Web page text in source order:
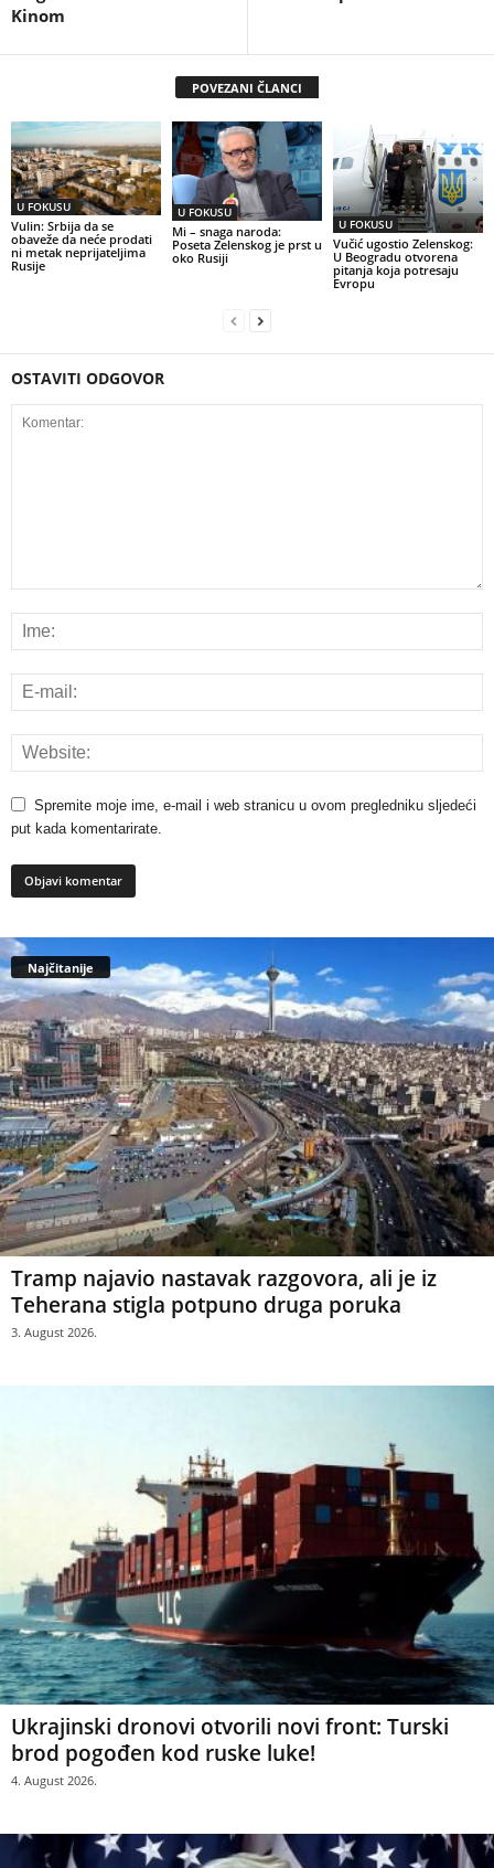
Kinom
POVEZANI ČLANCI
U FOKUSU
Vulin: Srbija da se
obaveže da neće prodati
ni metak neprijateljima
Rusije
U FOKUSU
Mi – snaga naroda:
Poseta Zelenskog je prst u
oko Rusiji
U FOKUSU
Vučić ugostio Zelenskog:
U Beogradu otvorena
pitanja koja potresaju
Evropu
OSTAVITI ODGOVOR
Spremite moje ime, e-mail i web stranicu u ovom pregledniku sljedeći
put kada komentarirate.
Najčitanije
Tramp najavio nastavak razgovora, ali je iz
Teherana stigla potpuno druga poruka
3. August 2026.
Ukrajinski dronovi otvorili novi front: Turski
brod pogođen kod ruske luke!
4. August 2026.